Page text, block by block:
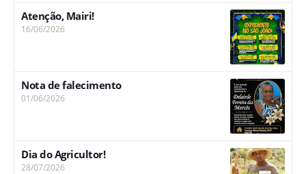
Atenção, Mairi!
16/06/2026
Nota de falecimento
01/06/2026
Dia do Agricultor!
28/07/2026